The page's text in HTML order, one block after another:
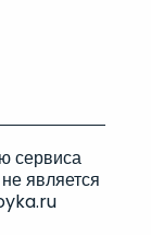
сервиса
является